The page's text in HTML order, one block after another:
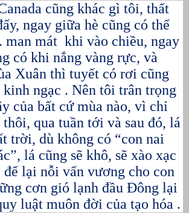
cũng khác gì tôi, thất
ngay giữa hè cũng có thể
man mát khi vào chiều, ngay
có khi nắng vàng rực, và
Xuân thì tuyết có rơi cũng
ngạc . Nên tôi trân trọng
của bất cứ mùa nào, vì chỉ
qua tuần tới và sau đó, lá
trời, dù không có “con nai
lá cũng sẽ khô, sẽ xào xạc
để lại nỗi vấn vương cho con
cơn gió lạnh đầu Đông lại
luật muôn đời của tạo hóa .